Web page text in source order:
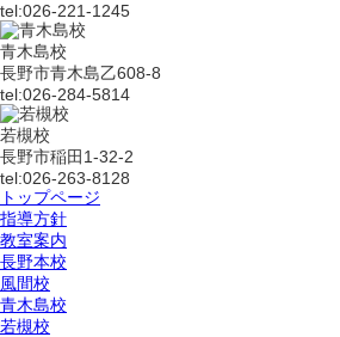
tel:026-221-1245
青木島校
長野市青木島乙608-8
tel:026-284-5814
若槻校
長野市稲田1-32-2
tel:026-263-8128
トップページ
指導方針
教室案内
長野本校
風間校
青木島校
若槻校